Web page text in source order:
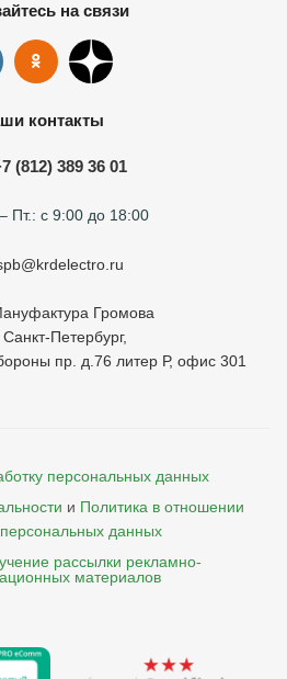
на связи
контакты
(812) 389 36 01
Пт.: с 9:00 до 18:00
Громова
Санкт-Петербург,
пр. д.76 литер Р, офис 301
персональных данных
и Политика в отношении
данных
рассылки рекламно-
материалов